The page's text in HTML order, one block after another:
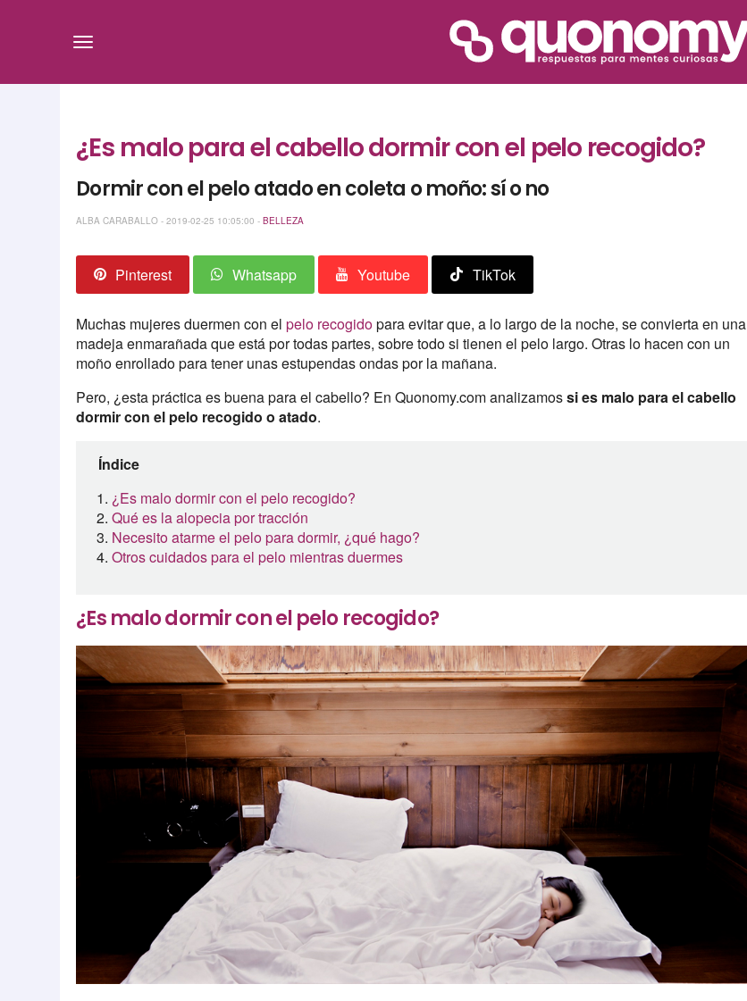
¿Es malo para el cabello dormir con el pelo recogido?
Dormir con el pelo atado en coleta o moño: sí o no
ALBA CARABALLO - 2019-02-25 10:05:00 -BELLEZA
Pinterest Whatsapp Youtube TikTok
Muchas mujeres duermen con elpelo recogidopara evitar que, a lo largo de la noche, se convierta en una
madeja enmarañada que está por todas partes, sobre todo si tienen el pelo largo. Otras lo hacen con un
moño enrollado para tener unas estupendas ondas por la mañana.
Pero, ¿esta práctica es buena para el cabello? En Quonomy.com analizamossi es malo para el cabello
dormir con el pelo recogido o atado.
Índice
¿Es malo dormir con el pelo recogido?
Qué es la alopecia por tracción
Necesito atarme el pelo para dormir, ¿qué hago?
Otros cuidados para el pelo mientras duermes
¿Es malo dormir con el pelo recogido?